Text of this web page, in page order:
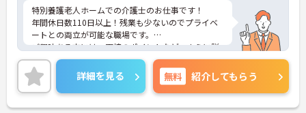
特別養護老人ホームでの介護士のお仕事です！
年間休日数110日以上！残業も少ないのでプライベ
ートとの両立が可能な職場です。
ご興味ある方には、面接のポイントなど、さらに詳
細をお話致しますのでお気軽にご相談ください。
詳細を見る 無料 紹介してもらう